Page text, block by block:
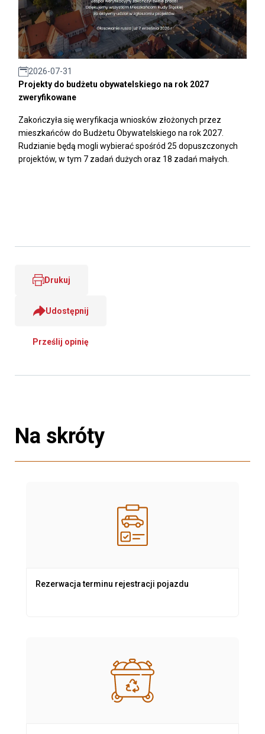
2026-07-31
Projekty do budżetu obywatelskiego na rok 2027
zweryfikowane
Zakończyła się weryfikacja wniosków złożonych przez
mieszkańców do Budżetu Obywatelskiego na rok 2027.
Rudzianie będą mogli wybierać spośród 25 dopuszczonych
projektów, w tym 7 zadań dużych oraz 18 zadań małych.
Drukuj
Udostępnij
Prześlij opinię
Na skróty
Rezerwacja terminu rejestracji pojazdu